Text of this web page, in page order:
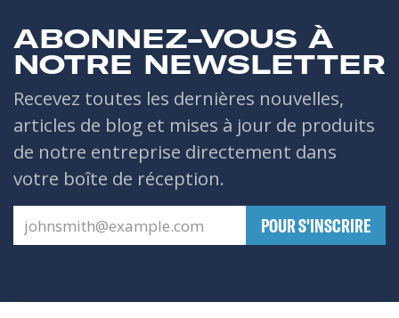
ABONNEZ-VOUS À
NOTRE NEWSLETTER
Recevez toutes les dernières nouvelles,
articles de blog et mises à jour de produits
de notre entreprise directement dans
votre boîte de réception.
​POUR S'INSCRIRE